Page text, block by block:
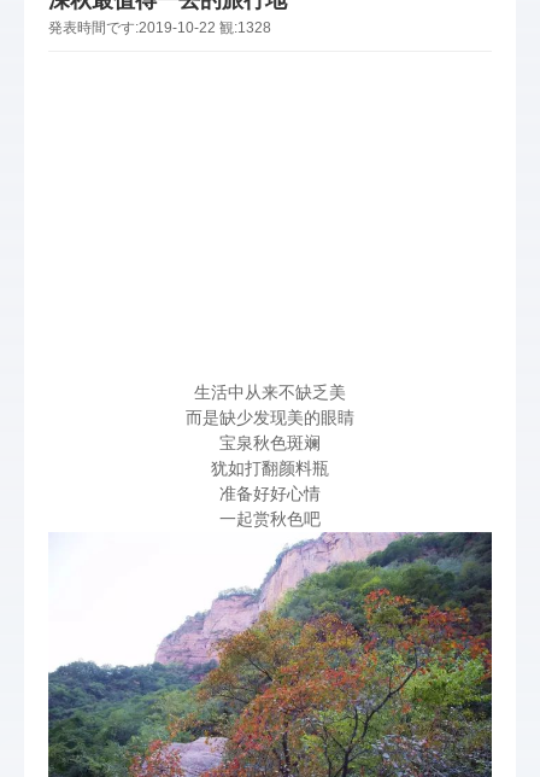
発表時間です:2019-10-22 観:1328
生活中从来不缺乏美
而是缺少发现美的眼睛
宝泉秋色斑斓
犹如打翻颜料瓶
准备好好心情
一起赏秋色吧